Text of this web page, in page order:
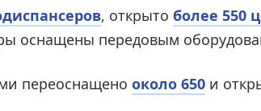
, открыто более 550
оснащены передовым
переоснащено около 650и